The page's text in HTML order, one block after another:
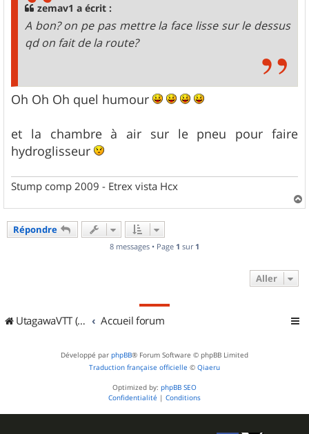
zemav1 a écrit :
A bon? on pe pas mettre la face lisse sur le dessus
qd on fait de la route?
Oh Oh Oh quel humour
et la chambre à air sur le pneu pour faire
hydroglisseur
Stump comp 2009 - Etrex vista Hcx
a
Répondre
8 messages • Page 1 sur 1
Aller
UtagawaVTT (Randos VTT et VTTAE avec traces GPS) Accueil forum
Développé par phpBB® Forum Software © phpBB Limited
Traduction française officielle © Qiaeru
Optimized by: phpBB SEO
Confidentialité | Conditions